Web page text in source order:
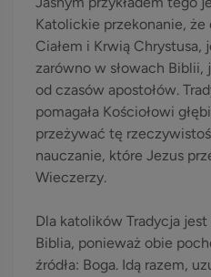
Katolickie przekonanie,
Ciałem i Krwią Chrystusa,
zarówno w słowach Biblii,
od czasów apostołów.
pomagała Kościołowi
przeżywać tę
nauczanie, które Jezus
Wieczerzy.
Dla katolików Tradycja
Biblia, ponieważ obie
źródła: Boga. Idą razem,